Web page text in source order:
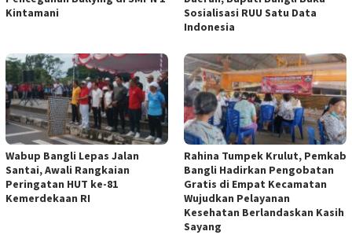
Kintamani
Sosialisasi RUU Satu Data
Indonesia
Wabup Bangli Lepas Jalan
Santai, Awali Rangkaian
Peringatan HUT ke-81
Kemerdekaan RI
Rahina Tumpek Krulut, Pemkab
Bangli Hadirkan Pengobatan
Gratis di Empat Kecamatan
Wujudkan Pelayanan
Kesehatan Berlandaskan Kasih
Sayang